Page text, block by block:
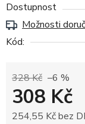
Dostupnost
Možnosti
Kód:
328 Kč –6 %
308 Kč
254,55 Kč bez